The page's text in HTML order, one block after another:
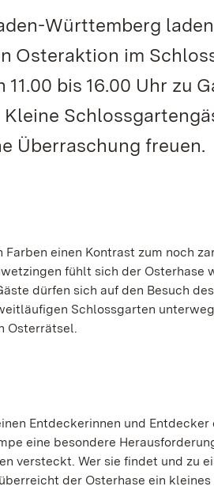
Württemberg
Osteraktion im
bis 16.00 Uhr zu
Überraschung freuen.
einen Kontrast zum noch
fühlt sich der Osterhase
dürfen sich auf den Besuch
Schlossgarten
Osterrätsel.
Entdeckerinnen und Entdecker
eine besondere
versteckt. Wer sie findet und zu
der Osterhase ein